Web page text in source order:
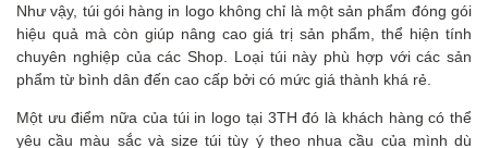
Như vậy, túi gói hàng in logo không chỉ là một sản phẩm đóng gói
hiệu quả mà còn giúp nâng cao giá trị sản phẩm, thể hiện tính
chuyên nghiệp của các Shop. Loại túi này phù hợp với các sản
phẩm từ bình dân đến cao cấp bởi có mức giá thành khá rẻ.
Một ưu điểm nữa của túi in logo tại 3TH đó là khách hàng có thể
yêu cầu màu sắc và size túi tùy ý theo nhua cầu của mình dù